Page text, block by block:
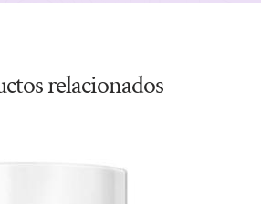
relacionados